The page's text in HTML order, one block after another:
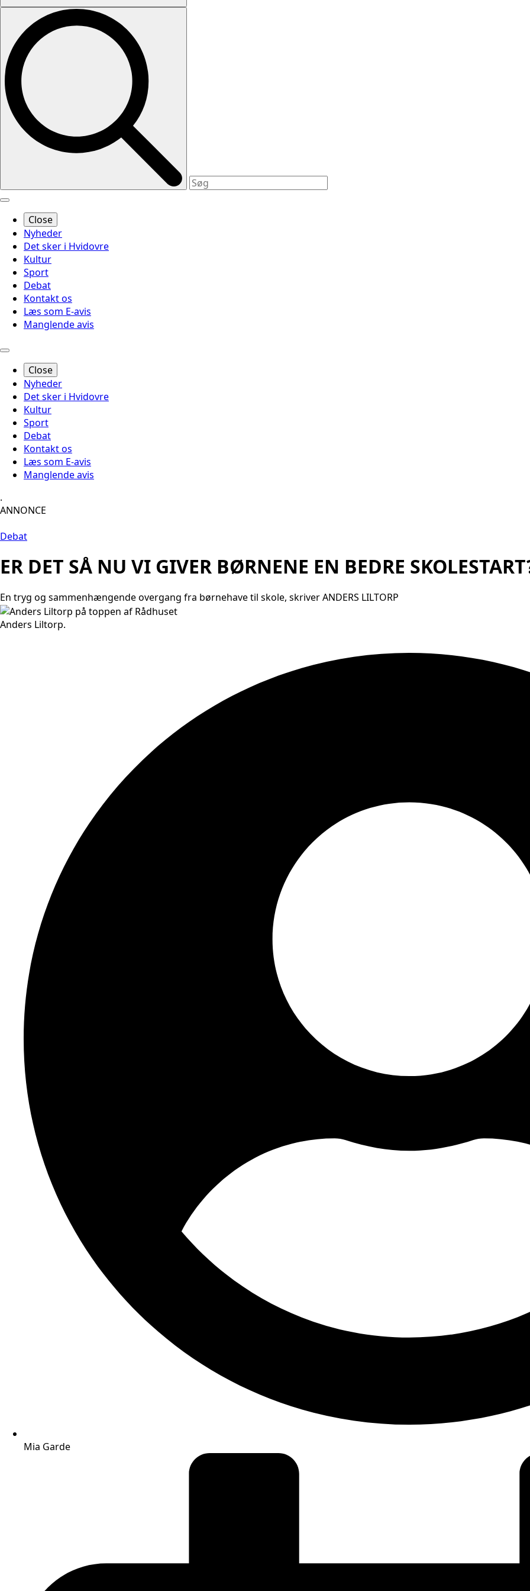
Close
Nyheder
Det sker i Hvidovre
Kultur
Sport
Debat
Kontakt os
Læs som E-avis
Manglende avis
Close
Nyheder
Det sker i Hvidovre
Kultur
Sport
Debat
Kontakt os
Læs som E-avis
Manglende avis
.
ANNONCE
Debat
ER DET SÅ NU VI GIVER BØRNENE EN BEDRE
En tryg og sammenhængende overgang fra børnehave til skole, skriver ANDERS LILTORP
Anders Liltorp.
Mia Garde